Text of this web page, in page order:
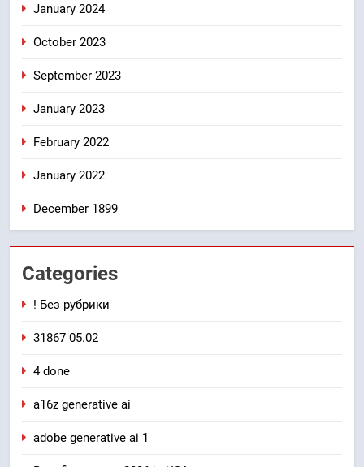
January 2024
October 2023
September 2023
January 2023
February 2022
January 2022
December 1899
Categories
! Без рубрики
31867 05.02
4 done
a16z generative ai
adobe generative ai 1